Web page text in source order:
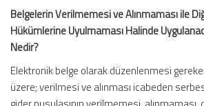
Belgelerin Verilmemesi ve Alınmaması ile
Hükümlerine Uyulmaması Halinde
Nedir?
Elektronik belge olarak düzenlenmesi
üzere; verilmesi ve alınması icabeden